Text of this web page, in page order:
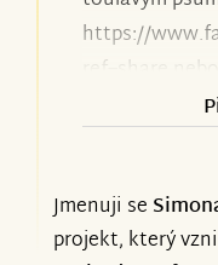
https://
ref=share
stránkách
oddanost psů
všem, kteří
Jmenuji se
projekt, který